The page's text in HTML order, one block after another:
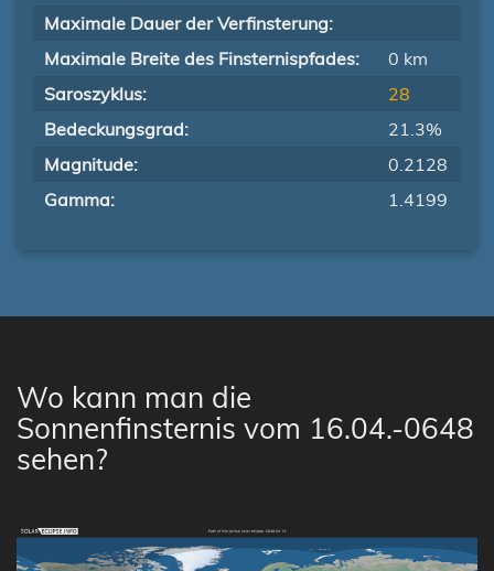
Maximale Dauer der Verfinsterung:
Maximale Breite des Finsternispfades:
0 km
Saroszyklus:
28
Bedeckungsgrad:
21.3%
Magnitude:
0.2128
Gamma:
1.4199
Wo kann man die
Sonnenfinsternis vom 16.04.-0648
sehen?